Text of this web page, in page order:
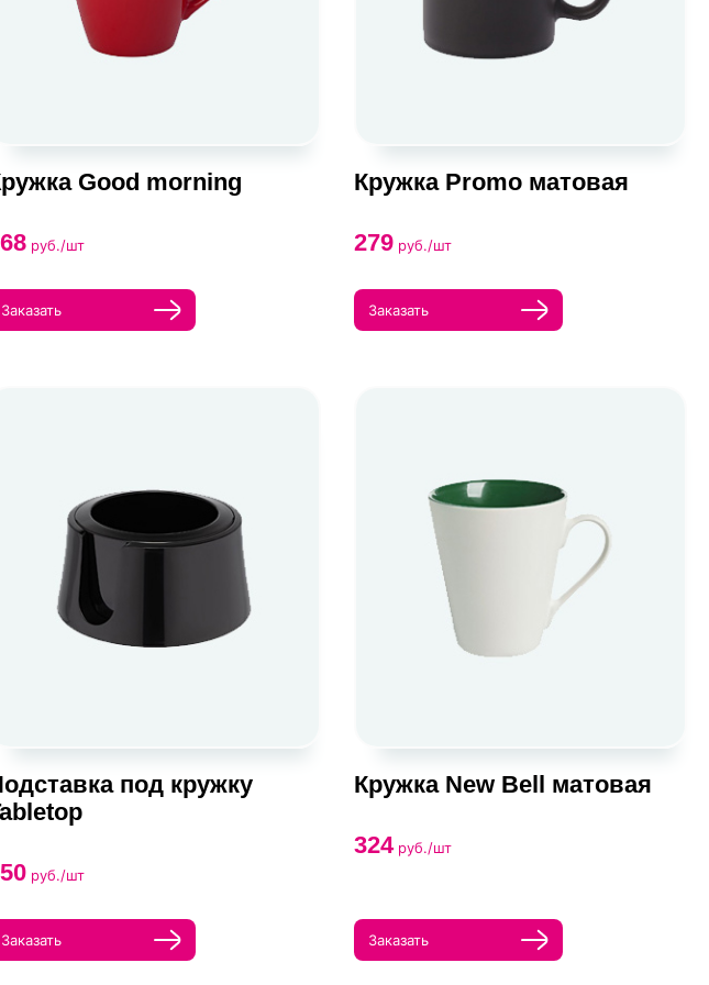
Good morning
руб./шт
Заказать
Кружка Promo матовая
279руб./шт
Заказать
под кружку
руб./шт
Заказать
Кружка New Bell матовая
324руб./шт
Заказать